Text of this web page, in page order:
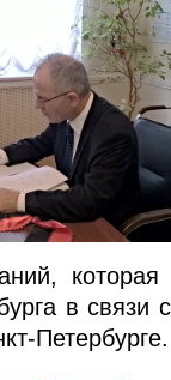
в связи
Петербурге.